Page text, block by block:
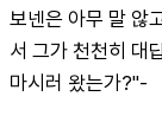
보넨은 아무 말 않
서 그가 천천히 대
마시러 왔는가?"-